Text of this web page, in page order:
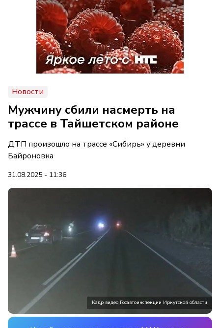
Новости
Мужчину сбили насмерть на
трассе в Тайшетском районе
ДТП произошло на трассе «Сибирь» у деревни
Байроновка
31.08.2025 - 11:36
Кадр видео Госавтоинспекции Иркутской области